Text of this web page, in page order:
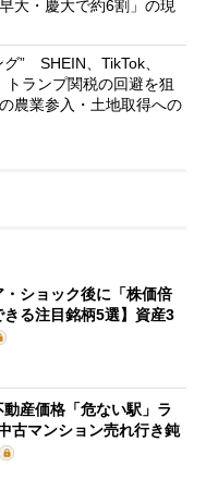
大・慶大で約6割」の現
” SHEIN、TikTok、
ランプ関税の回避を狙
農業参入・土地取得への
・ショック後に「株価倍
る注目銘柄5選】資産3
動産価格「危ない駅」ラ
古マンション売れ行き鈍